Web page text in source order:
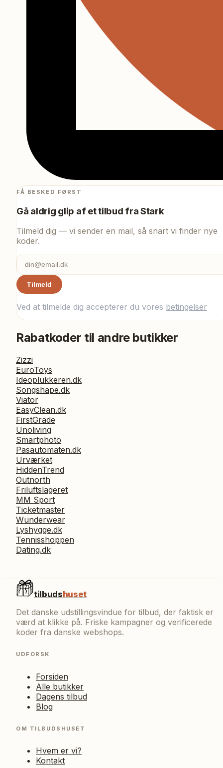
FÅ BESKED FØRST
Gå aldrig glip af et tilbud fraStark
Tilmeld dig — vi sender en mail, så snart vi finder nye
koder.
Tilmeld
Ved at tilmelde dig accepterer du vores betingelser
Rabatkoder til andre butikker
Zizzi
EuroToys
Ideoplukkeren.dk
Songshape.dk
Viator
EasyClean.dk
FirstGrade
Unoliving
Smartphoto
Pasautomaten.dk
Urværket
HiddenTrend
Outnorth
Friluftslageret
MM Sport
Ticketmaster
Wunderwear
Lyshygge.dk
Tennisshoppen
Dating.dk
tilbudshuset
Det danske udstillingsvindue for tilbud, der faktisk er
værd at klikke på. Friske kampagner og verificerede
koder fra danske webshops.
UDFORSK
Forsiden
Alle butikker
Dagens tilbud
Blog
OM TILBUDSHUSET
Hvem er vi?
Kontakt